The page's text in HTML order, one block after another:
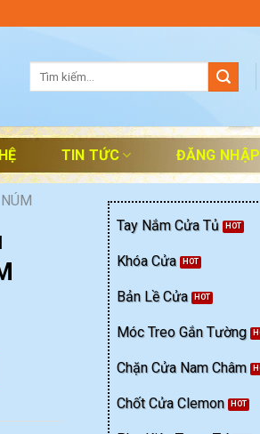
TIN TỨC ĐĂNG NHẬP
NÚM
số lượng
Tay Nắm Cửa Tủ
Khóa Cửa
Bản Lề Cửa
Móc Treo Gắn Tường
Chặn Cửa Nam Châm
Chốt Cửa Clemon